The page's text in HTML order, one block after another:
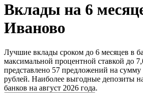
Вклады на 6
Иваново
Лучшие вклады сроком до 6 месяцев в
максимальной процентной ставкой до
представлено 57 предложений на сумму
рублей. Наиболее выгодные депозиты
банков на август 2026 года.